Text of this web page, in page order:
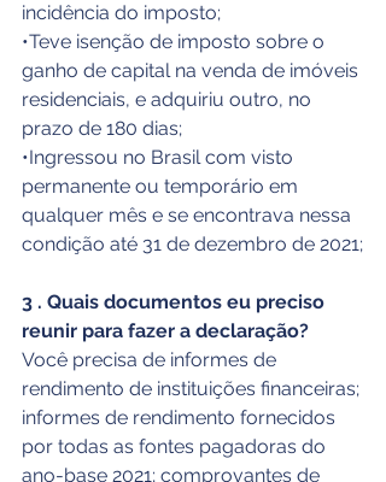
incidência do imposto;
•Teve isenção de imposto sobre o
ganho de capital na venda de imóveis
residenciais, e adquiriu outro, no
prazo de 180 dias;
•Ingressou no Brasil com visto
permanente ou temporário em
qualquer mês e se encontrava nessa
condição até 31 de dezembro de 2021;
3 . Quais documentos eu preciso
reunir para fazer a declaração?
Você precisa de informes de
rendimento de instituições financeiras;
informes de rendimento fornecidos
por todas as fontes pagadoras do
ano-base 2021; comprovantes de